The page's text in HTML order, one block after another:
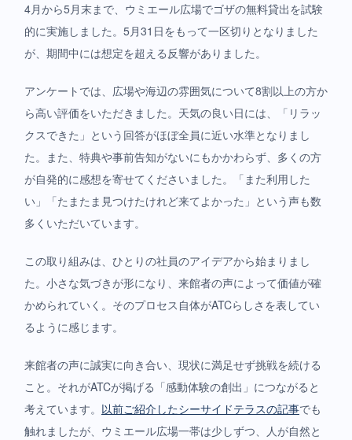
4月から5月末まで、ウミエール広場でゴザの無料貸出を試験
的に実施しました。5月31日をもって一区切りとなりました
が、期間中には想定を超える反響がありました。
アンケートでは、広場や海辺の雰囲気について8割以上の方か
ら高い評価をいただきました。天気の良い日には、「リラッ
クスできた」という回答がほぼ全員に近い水準となりまし
た。また、特典や事前告知がないにもかかわらず、多くの方
が自発的に感想を寄せてくださいました。「また利用した
い」「たまたま見つけたけれど来てよかった」という声も数
多くいただいています。
この取り組みは、ひとりの社員のアイデアから始まりまし
た。小さな気づきが形になり、来館者の声によって価値が確
かめられていく。そのプロセス自体がATCらしさを表してい
るように感じます。
来館者の声に誠実に向き合い、現状に満足せず挑戦を続ける
こと。それがATCが掲げる「感動体験の創出」につながると
考えています。 以前ご紹介したシーサイドテラスの記事でも
触れましたが、ウミエール広場一帯は少しずつ、人が自然と